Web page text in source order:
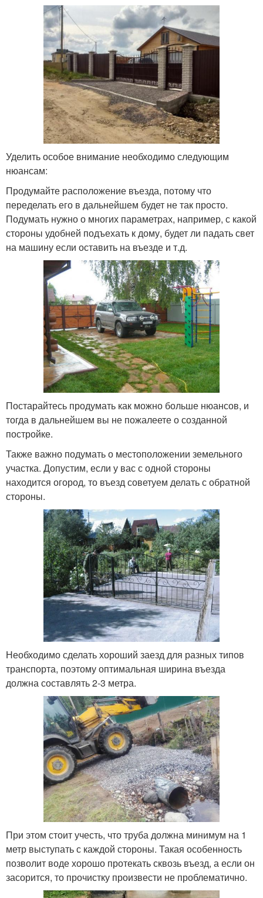
Уделить особое внимание необходимо следующим
нюансам:
Продумайте расположение въезда, потому что
переделать его в дальнейшем будет не так просто.
Подумать нужно о многих параметрах, например, с какой
стороны удобней подъехать к дому, будет ли падать свет
на машину если оставить на въезде и т.д.
Постарайтесь продумать как можно больше нюансов, и
тогда в дальнейшем вы не пожалеете о созданной
постройке.
Также важно подумать о местоположении земельного
участка. Допустим, если у вас с одной стороны
находится огород, то въезд советуем делать с обратной
стороны.
Необходимо сделать хороший заезд для разных типов
транспорта, поэтому оптимальная ширина въезда
должна составлять 2-3 метра.
При этом стоит учесть, что труба должна минимум на 1
метр выступать с каждой стороны. Такая особенность
позволит воде хорошо протекать сквозь въезд, а если он
засорится, то прочистку произвести не проблематично.